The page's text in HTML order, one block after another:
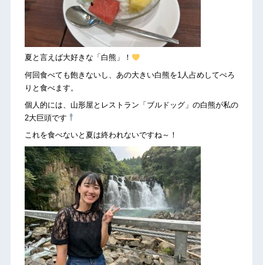
夏と言えば大好きな「白熊」！
何回食べても飽きないし、あの大きい白熊を1人占めしてぺろ
りと食べます。
個人的には、山形屋とレストラン「ブルドッグ」の白熊が私の
2大巨頭です
これを食べないと夏は終われないですね～！